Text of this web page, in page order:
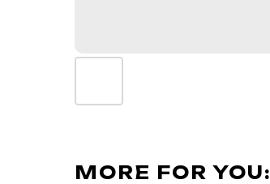
MORE FOR YOU: